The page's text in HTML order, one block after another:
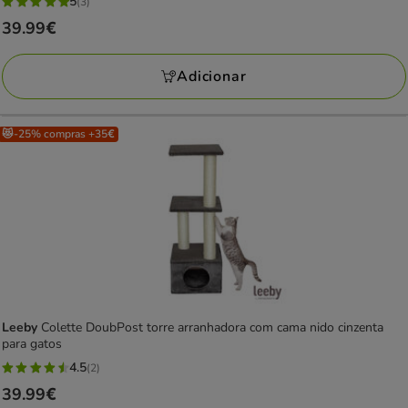
5
estrelas
com
3
avaliações
Preço
39.99€
39.99€
Adicionar
😻-25% compras +35€
Leeby Colette DoubPost torre arranhadora com cama nido cinzenta
para gatos
4.5
estrelas
4.5(2)
Preço
39.99€